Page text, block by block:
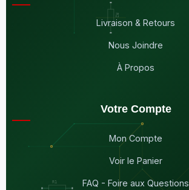
Livraison & Retours
Nous Joindre
À Propos
Votre Compte
Mon Compte
Voir le Panier
FAQ - Foire aux Questions